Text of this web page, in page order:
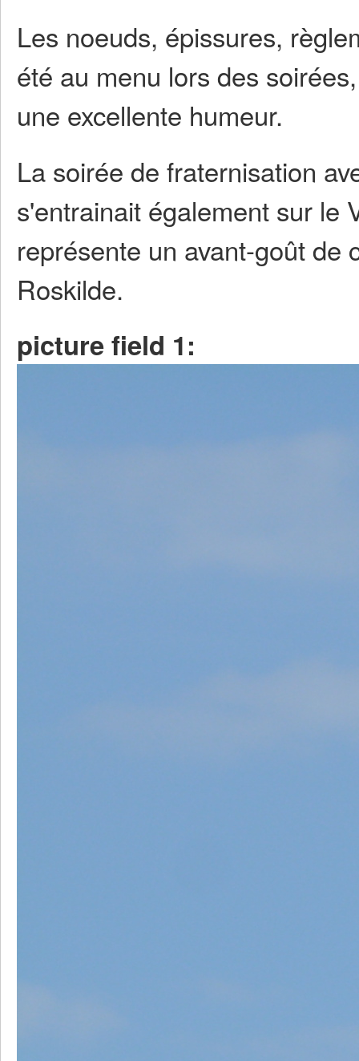
Les noeuds, épissures,
été au menu lors des
une excellente humeur.
La soirée de fraternisation
s'entrainait également sur le
représente un avant-goût de
Roskilde.
picture field 1: